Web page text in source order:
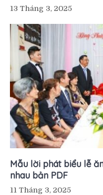
13 Tháng 3, 2025
Mẫu lời phát biểu lễ
nhau bản PDF
11 Tháng 3, 2025